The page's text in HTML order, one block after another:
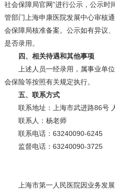
社会保障局官网”进行公示，公示时
管部门上海申康医院发展中心审核
会保障局核准备案。公示如有异议
是否录用。
四、相关待遇和其他事项
上述人员一经录用，属事业单位
会保险等按照有关规定
五、联系方式
联系地址：上海市武进路86号
联系人：杨老师
联系电话：63240090-6245
监督电话：63240090-3725
上海市第一人民医院因业务发展